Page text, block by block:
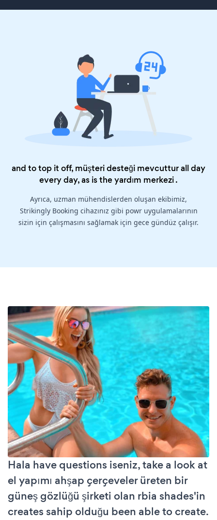
and to top it off, müşteri desteği mevcuttur all day
every day, as is theyardım merkezi.
Ayrıca, uzman mühendislerden oluşan ekibimiz,
Strikingly Booking cihazınız gibi powr uygulamalarının
sizin için çalışmasını sağlamak için gece gündüz çalışır.
Hala have questions iseniz, take a look at
el yapımı ahşap çerçeveler üreten bir
güneş gözlüğü şirketi olan rbia shades'in
creates sahip olduğu been able to create.